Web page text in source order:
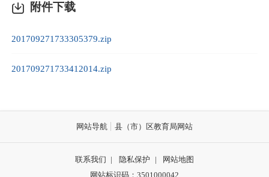
附件下载
201709271733305379.zip
201709271733412014.zip
网站导航 县（市）区教育局网站
联系我们 | 隐私保护 |
网站地图
网站标识码：3501000042